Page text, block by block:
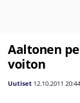
Aaltonen
voiton
Uutiset 12.10.2011 20:44